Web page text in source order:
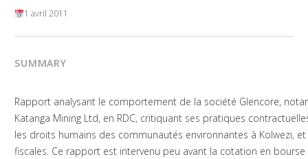
1 avril 2011
SUMMARY
Rapport analysant le comportement de la société Glencore,
Katanga Mining Ltd, en RDC, critiquant ses pratiques
les droits humains des communautés environnantes à Kolwezi,
fiscales. Ce rapport est intervenu peu avant la cotation en